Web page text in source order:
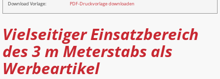
Download Vorlage: PDF-Druckvorlage downloaden
Vielseitiger Einsatzbereich
des 3 m Meterstabs als
Werbeartikel